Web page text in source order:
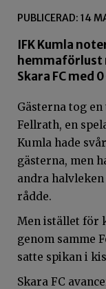
PUBLICERAD: 14
IFK Kumla
hemmaförlust
Skara FC med
Gästerna tog
Fellrath, en
Kumla hade
gästerna, men
andra
rådde.
Men istället för
genom samme
satte spikan i
Skara FC